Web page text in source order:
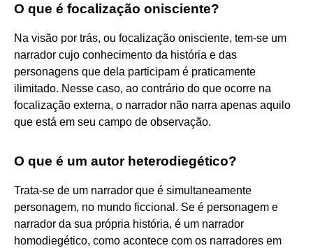
O que é focalização onisciente?
Na visão por trás, ou focalização onisciente, tem-se um
narrador cujo conhecimento da história e das
personagens que dela participam é praticamente
ilimitado. Nesse caso, ao contrário do que ocorre na
focalização externa, o narrador não narra apenas aquilo
que está em seu campo de observação.
O que é um autor heterodiegético?
Trata-se de um narrador que é simultaneamente
personagem, no mundo ficcional. Se é personagem e
narrador da sua própria história, é um narrador
homodiegético, como acontece com os narradores em